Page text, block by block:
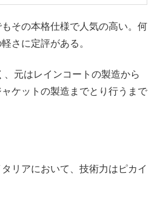
その本格仕様で人気の高い。何
さに定評がある。
元はレインコートの製造から
ケットの製造までとり行うまで
リアにおいて、技術力はピカイ